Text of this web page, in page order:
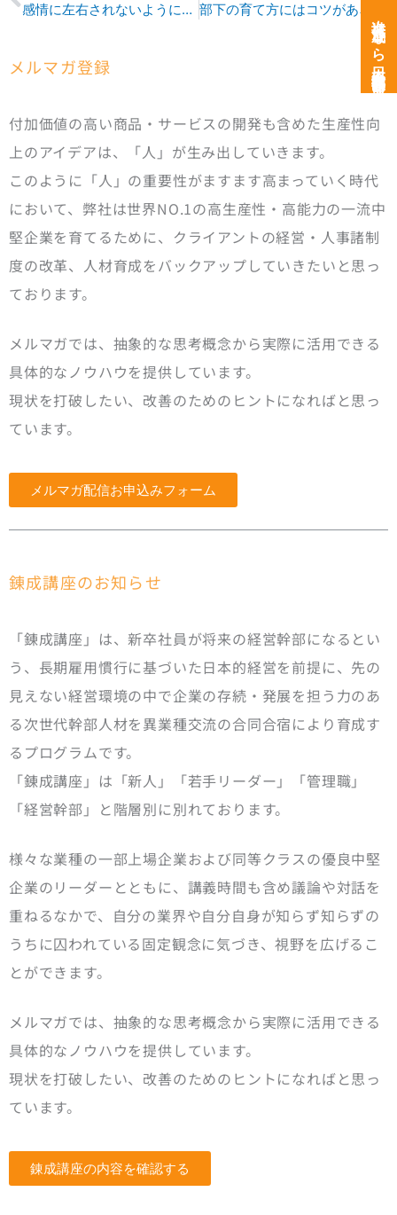
感情に左右されないように、あなたが行っている工夫は何ですか？ 部下の育て方にはコツがある？人材育成で上司が知るべき5つのポイント
メルマガ登録
付加価値の高い商品・サービスの開発も含めた生産性向
上のアイデアは、「人」が生み出していきます。
このように「人」の重要性がますます高まっていく時代
において、弊社は世界NO.1の高生産性・高能力の一流中
堅企業を育てるために、クライアントの経営・人事諸制
度の改革、人材育成をバックアップしていきたいと思っ
ております。
メルマガでは、抽象的な思考概念から実際に活用できる
具体的なノウハウを提供しています。
現状を打破したい、改善のためのヒントになればと思っ
ています。
メルマガ配信お申込みフォーム
錬成講座のお知らせ
「錬成講座」は、新卒社員が将来の経営幹部になるとい
う、長期雇用慣行に基づいた日本的経営を前提に、先の
見えない経営環境の中で企業の存続・発展を担う力のあ
る次世代幹部人材を異業種交流の合同合宿により育成す
るプログラムです。
「錬成講座」は「新人」「若手リーダー」「管理職」
「経営幹部」と階層別に別れております。
様々な業種の一部上場企業および同等クラスの優良中堅
企業のリーダーとともに、講義時間も含め議論や対話を
重ねるなかで、自分の業界や自分自身が知らず知らずの
うちに囚われている固定観念に気づき、視野を広げるこ
とができます。
メルマガでは、抽象的な思考概念から実際に活用できる
具体的なノウハウを提供しています。
現状を打破したい、改善のためのヒントになればと思っ
ています。
錬成講座の内容を確認する
次世代育成なら日本経営開発研究所